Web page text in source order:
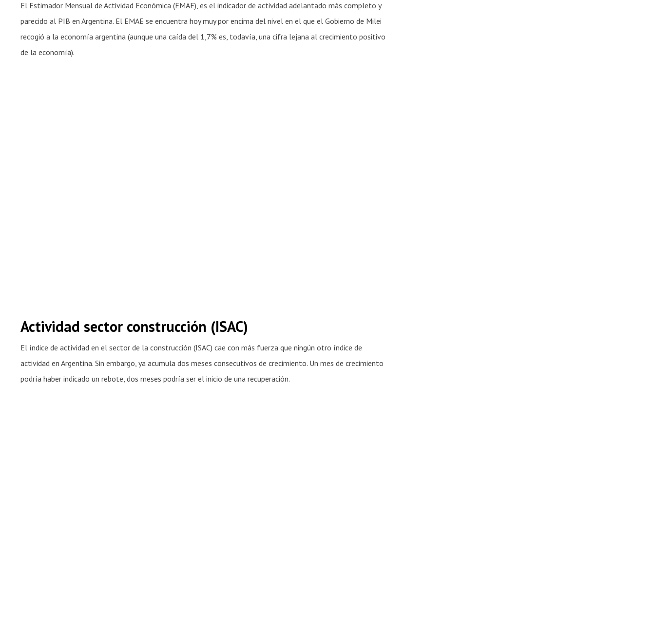
El Estimador Mensual de Actividad Económica (EMAE), es el indicador de actividad adelantado más completo y
parecido al PIB en Argentina. El EMAE se encuentra hoy muy por encima del nivel en el que el Gobierno de Milei
recogió a la economía argentina (aunque una caída del 1,7% es, todavía, una cifra lejana al crecimiento positivo
de la economía).
Actividad sector construcción (ISAC)
El índice de actividad en el sector de la construcción (ISAC) cae con más fuerza que ningún otro índice de
actividad en Argentina. Sin embargo, ya acumula dos meses consecutivos de crecimiento. Un mes de crecimiento
podría haber indicado un rebote, dos meses podría ser el inicio de una recuperación.